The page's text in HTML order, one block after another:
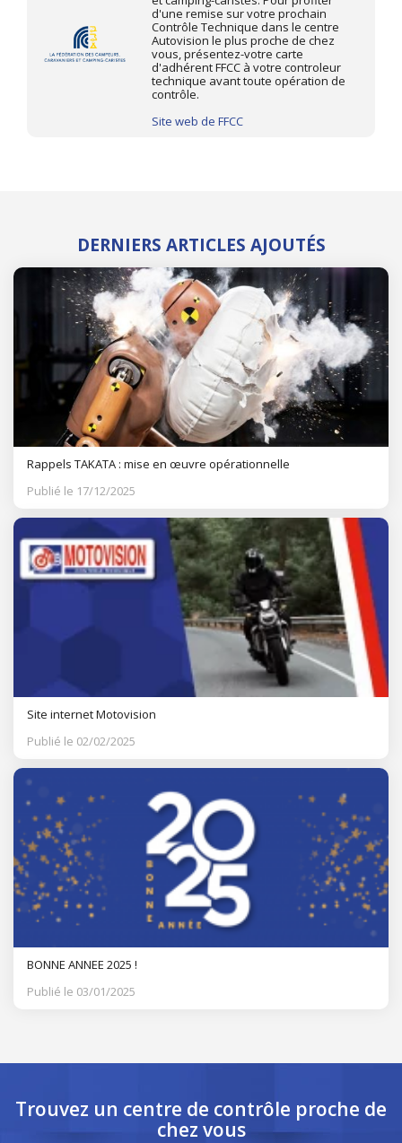
d'une remise sur votre prochain
Contrôle Technique dans le centre
Autovision le plus proche de chez
vous, présentez-votre carte
d'adhérent FFCC à votre controleur
technique avant toute opération de
contrôle.
Site web de FFCC
DERNIERS ARTICLES AJOUTÉS
Rappels TAKATA : mise en œuvre opérationnelle
Publié le 17/12/2025
Site internet Motovision
Publié le 02/02/2025
BONNE ANNEE 2025 !
Publié le 03/01/2025
Trouvez un centre de contrôle proche de
chez vous